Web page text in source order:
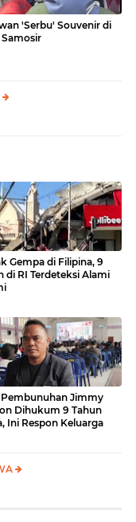
'Serbu' Souvenir di
Gempa di Filipina, 9
di RI Terdeteksi Alami
Pembunuhan Jimmy
Dihukum 9 Tahun
Ini Respon Keluarga